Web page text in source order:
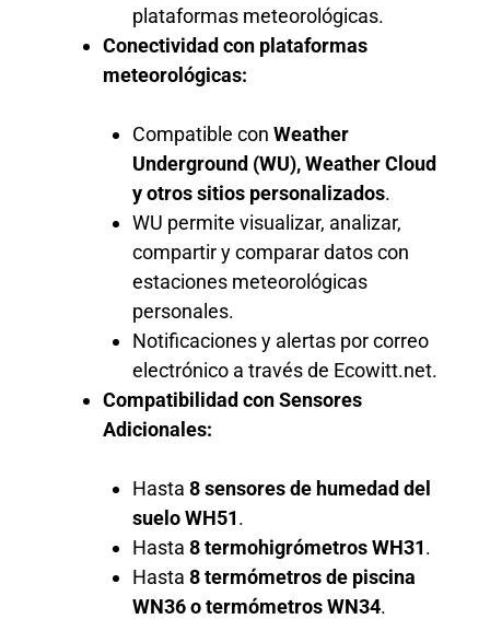
plataformas meteorológicas.
Conectividad con plataformas
meteorológicas:
Compatible con Weather
Underground (WU), Weather Cloud
y otros sitios personalizados.
WU permite visualizar, analizar,
compartir y comparar datos con
estaciones meteorológicas
personales.
Notificaciones y alertas por correo
electrónico a través de Ecowitt.net.
Compatibilidad con Sensores
Adicionales:
Hasta 8 sensores de humedad del
suelo WH51.
Hasta 8 termohigrómetros WH31.
Hasta 8 termómetros de piscina
WN36 o termómetros WN34.